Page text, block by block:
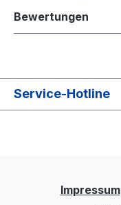
Bewertungen
Service-Hotline
Impressum